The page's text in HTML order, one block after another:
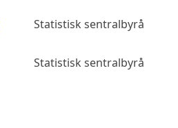
Statistisk sentralbyrå
Statistisk sentralbyrå